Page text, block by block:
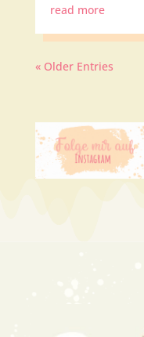
read more
« Older Entries